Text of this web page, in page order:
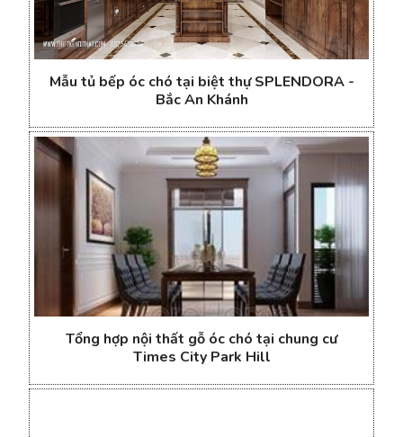
Mẫu tủ bếp óc chó tại biệt thự SPLENDORA -
Bắc An Khánh
Tổng hợp nội thất gỗ óc chó tại chung cư
Times City Park Hill